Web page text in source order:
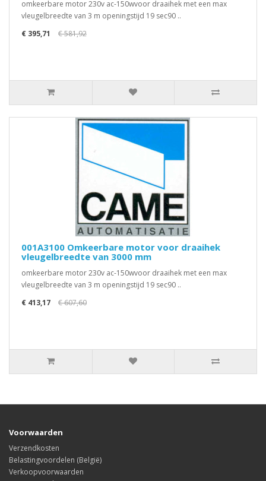
omkeerbare motor 230v ac-150wvoor draaihek met een max
vleugelbreedte van 3 m openingstijd 19 sec90 ..
€ 395,71
€ 581,92
001A3100 Omkeerbare motor voor draaihek
vleugelbreedte van 3000 mm
omkeerbare motor 230v ac-150wvoor draaihek met een max
vleugelbreedte van 3 m openingstijd 19 sec90 ..
€ 413,17
€ 607,60
Voorwaarden
Verzendkosten
Belastingvoordelen (België)
Verkoopvoorwaarden